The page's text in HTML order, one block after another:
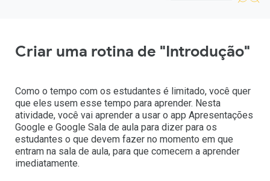
Criar uma rotina de "Introdução"
Como o tempo com os estudantes é limitado, você quer
que eles usem esse tempo para aprender. Nesta
atividade, você vai aprender a usar o app Apresentações
Google e Google Sala de aula para dizer para os
estudantes o que devem fazer no momento em que
entram na sala de aula, para que comecem a aprender
imediatamente.